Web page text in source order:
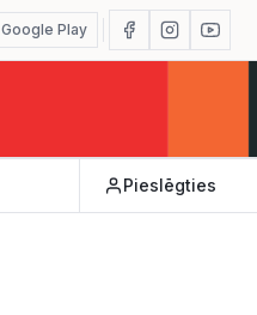
Google Play
Pieslēgties